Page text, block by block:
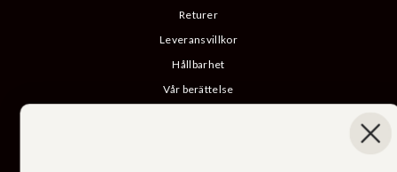
Returer
Leveransvillkor
Hållbarhet
Vår berättelse